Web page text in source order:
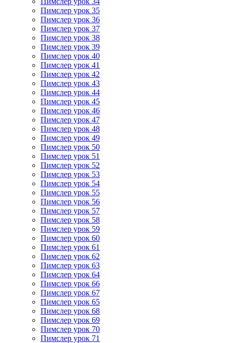
Пимслер урок 35
Пимслер урок 36
Пимслер урок 37
Пимслер урок 38
Пимслер урок 39
Пимслер урок 40
Пимслер урок 41
Пимслер урок 42
Пимслер урок 43
Пимслер урок 44
Пимслер урок 45
Пимслер урок 46
Пимслер урок 47
Пимслер урок 48
Пимслер урок 49
Пимслер урок 50
Пимслер урок 51
Пимслер урок 52
Пимслер урок 53
Пимслер урок 54
Пимслер урок 55
Пимслер урок 56
Пимслер урок 57
Пимслер урок 58
Пимслер урок 59
Пимслер урок 60
Пимслер урок 61
Пимслер урок 62
Пимслер урок 63
Пимслер урок 64
Пимслер урок 66
Пимслер урок 67
Пимслер урок 65
Пимслер урок 68
Пимслер урок 69
Пимслер урок 70
Пимслер урок 71